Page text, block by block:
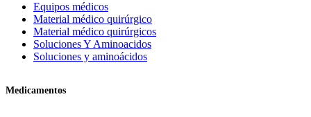
Equipos médicos
Material médico quirúrgico
Material médico quirúrgicos
Soluciones Y Aminoacidos
Soluciones y aminoácidos
Medicamentos